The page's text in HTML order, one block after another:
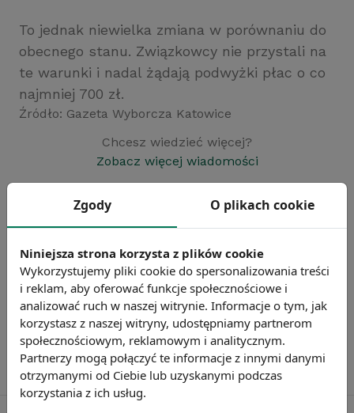
To jednak niewielka zmiana w porównaniu do
obecnego stanu. Związkowcy nie przystali na
te warunki i nadal żądają podwyżki płac o co
najmniej 700 zł.
Źródło: Gazeta Wyborcza Katowice
Chcesz wiedzieć więcej?
Zobacz więcej wiadomości
Zgody O plikach cookie
Niniejsza strona korzysta z plików cookie
Wykorzystujemy pliki cookie do spersonalizowania treści
i reklam, aby oferować funkcje społecznościowe i
analizować ruch w naszej witrynie. Informacje o tym, jak
korzystasz z naszej witryny, udostępniamy partnerom
społecznościowym, reklamowym i analitycznym.
Partnerzy mogą połączyć te informacje z innymi danymi
otrzymanymi od Ciebie lub uzyskanymi podczas
korzystania z ich usług.